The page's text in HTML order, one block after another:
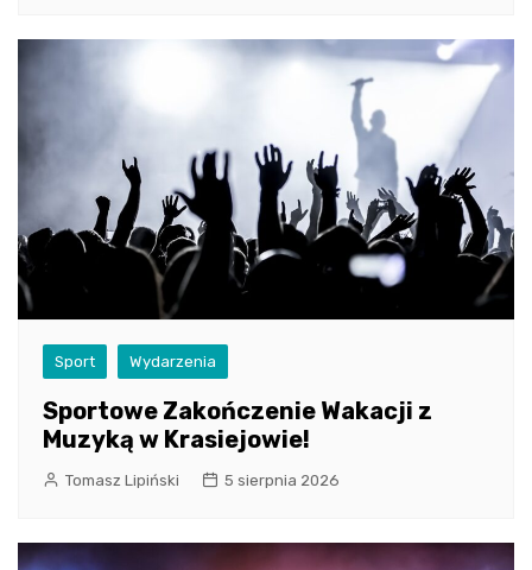
Sport Wydarzenia
Sportowe Zakończenie Wakacji z
Muzyką w Krasiejowie!
Tomasz Lipiński 5 sierpnia 2026